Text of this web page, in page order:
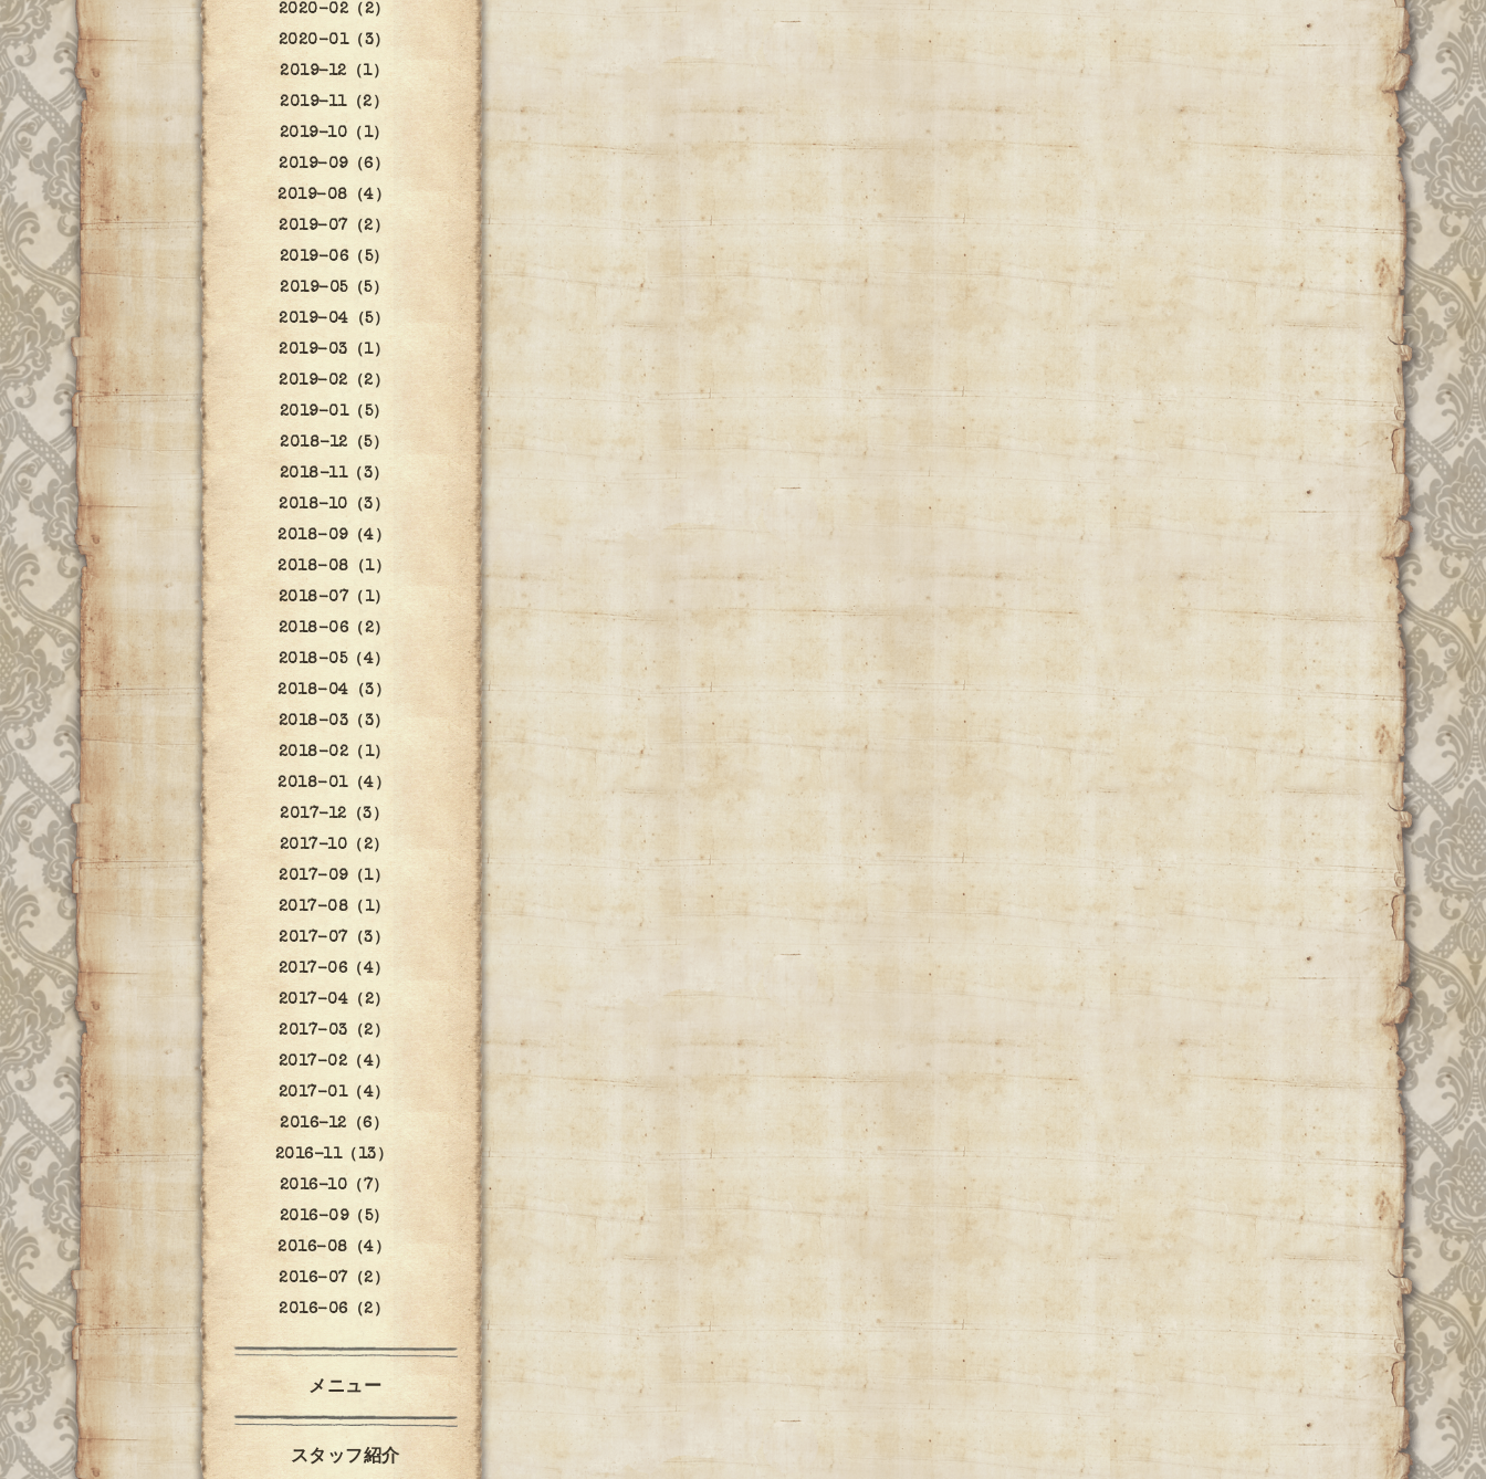
2020-02（2）
2020-01（3）
2019-12（1）
2019-11（2）
2019-10（1）
2019-09（6）
2019-08（4）
2019-07（2）
2019-06（5）
2019-05（5）
2019-04（5）
2019-03（1）
2019-02（2）
2019-01（5）
2018-12（5）
2018-11（3）
2018-10（3）
2018-09（4）
2018-08（1）
2018-07（1）
2018-06（2）
2018-05（4）
2018-04（3）
2018-03（3）
2018-02（1）
2018-01（4）
2017-12（3）
2017-10（2）
2017-09（1）
2017-08（1）
2017-07（3）
2017-06（4）
2017-04（2）
2017-03（2）
2017-02（4）
2017-01（4）
2016-12（6）
2016-11（13）
2016-10（7）
2016-09（5）
2016-08（4）
2016-07（2）
2016-06（2）
メニュー
スタッフ紹介